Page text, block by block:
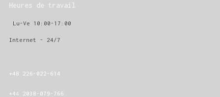
Heures de travail
Lu-Ve 10:00-17:00
Internet - 24/7
+48 226-022-614
+44 2038-079-766